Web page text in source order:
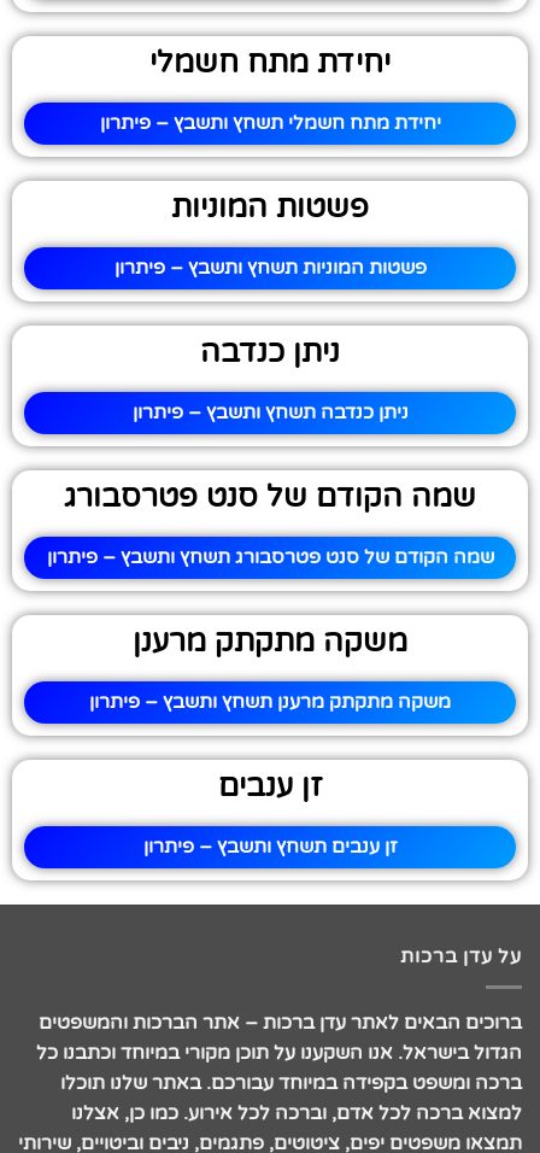
יחידת מתח חשמלי
יחידת מתח חשמלי תשחץ ותשבץ – פיתרון
פשטות המוניות
פשטות המוניות תשחץ ותשבץ – פיתרון
ניתן כנדבה
ניתן כנדבה תשחץ ותשבץ – פיתרון
שמה הקודם של סנט פטרסבורג
שמה הקודם של סנט פטרסבורג תשחץ ותשבץ – פיתרון
משקה מתקתק מרענן
משקה מתקתק מרענן תשחץ ותשבץ – פיתרון
זן ענבים
זן ענבים תשחץ ותשבץ – פיתרון
על עדן ברכות
ברוכים הבאים לאתר עדן ברכות – אתר הברכות והמשפטים
הגדול בישראל. אנו השקענו על תוכן מקורי במיוחד וכתבנו כל
ברכה ומשפט בקפידה במיוחד עבורכם. באתר שלנו תוכלו
למצוא ברכה לכל אדם, וברכה לכל אירוע. כמו כן, אצלנו
תמצאו משפטים יפים, ציטוטים, פתגמים, ניבים וביטויים, שירותי